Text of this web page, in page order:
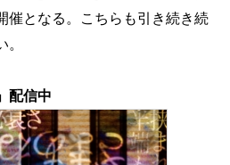
催となる。こちらも引き続き続
配信中